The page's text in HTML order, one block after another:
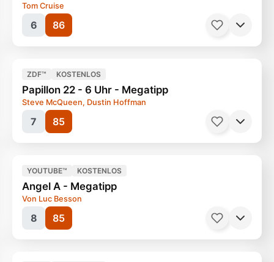
Filme, Kult
6 86
Tom Cruise
7 85
ZDF™ KOSTENLOS
Papillon 22 - 6 Uhr - Megatipp
Steve McQueen, Dustin Hoffman
8 85
YOUTUBE™ KOSTENLOS
Angel A - Megatipp
Von Luc Besson